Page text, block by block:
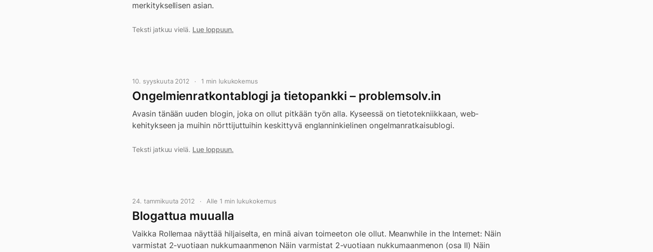
merkityksellisen asian.
Teksti jatkuu vielä. Lue loppuun.
10. syyskuuta 2012 1 min lukukokemus
Ongelmienratkontablogi ja tietopankki – problemsolv.in
Avasin tänään uuden blogin, joka on ollut pitkään työn alla. Kyseessä on tietotekniikkaan, web-
kehitykseen ja muihin nörttijuttuihin keskittyvä englanninkielinen ongelmanratkaisublogi.
Teksti jatkuu vielä. Lue loppuun.
24. tammikuuta 2012 Alle 1 min lukukokemus
Blogattua muualla
Vaikka Rollemaa näyttää hiljaiselta, en minä aivan toimeeton ole ollut. Meanwhile in the Internet: Näin
varmistat 2-vuotiaan nukkumaanmenon Näin varmistat 2-vuotiaan nukkumaanmenon (osa II) Näin